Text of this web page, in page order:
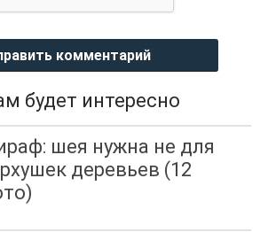
комментарий
будет интересно
шея нужна не для
деревьев (12